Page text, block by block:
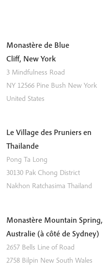
Monastère de Blue
Cliff, New York
3 Mindfulness Road
NY 12566 Pine Bush New York
United States
Le Village des Pruniers en
Thailande
Pong Ta Long
30130 Pak Chong District
Nakhon Ratchasima Thailand
Monastère Mountain Spring,
Australie (à côté de Sydney)
2657 Bells Line of Road
2758 Bilpin New South Wales